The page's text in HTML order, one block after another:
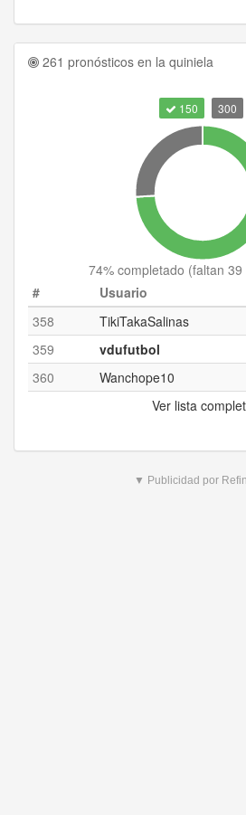
261 pronósticos en la quiniela
150 300
74% completado (faltan
#
Usuario
358
TikiTakaSalinas
359
vdufutbol
360
Wanchope10
Ver lista
▼ Publicidad por